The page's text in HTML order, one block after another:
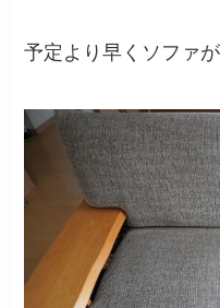
予定より早くソファ